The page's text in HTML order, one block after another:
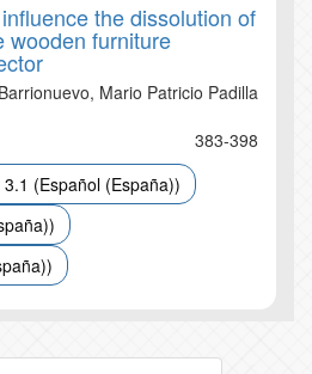
the dissolution of
wooden furniture
Mario Patricio Padilla
383-398
(Español (España))